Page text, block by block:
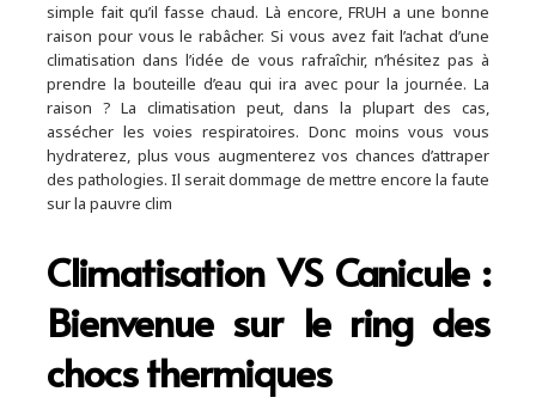
simple fait qu’il fasse chaud. Là encore, FRUH a une bonne
raison pour vous le rabâcher. Si vous avez fait l’achat d’une
climatisation dans l’idée de vous rafraîchir, n’hésitez pas à
prendre la bouteille d’eau qui ira avec pour la journée. La
raison ? La climatisation peut, dans la plupart des cas,
assécher les voies respiratoires. Donc moins vous vous
hydraterez, plus vous augmenterez vos chances d’attraper
des pathologies. Il serait dommage de mettre encore la faute
sur la pauvre clim
Climatisation VS Canicule :
Bienvenue sur le ring des
chocs thermiques